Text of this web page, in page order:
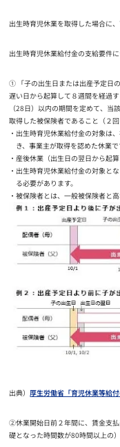
出生時育児休業を取得した場合に
出生時育児休業給付金の支給要件
① 「子の出生日または出産予定日
遅い日から起算して８週間を経過
（28日）以内の期間を定めて、
取得した被保険者であること（２回
出生時育児休業給付金の対象は
き、事業主が取得を認めた休業で
産後休業（出生日の翌日から起
出生時育児休業給付金の対象と
る必要があります。
被保険者とは、一般被保険者と
出典）厚生労働省「育児休業等給
②休業開始日前２年間に、賃金支
礎となった時間数が80時間以上の